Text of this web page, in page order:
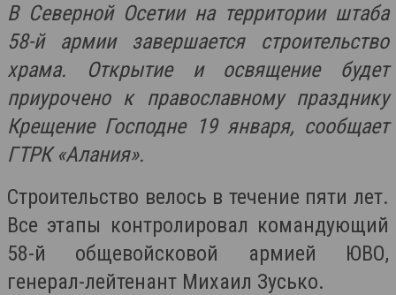
В Северной Осетии на территории штаба
58-й армии завершается строительство
храма. Открытие и освящение будет
приурочено к православному празднику
Крещение Господне 19 января, сообщает
ГТРК «Алания».
Строительство велось в течение пяти лет.
Все этапы контролировал командующий
58-й общевойсковой армией ЮВО,
генерал-лейтенант Михаил Зусько.